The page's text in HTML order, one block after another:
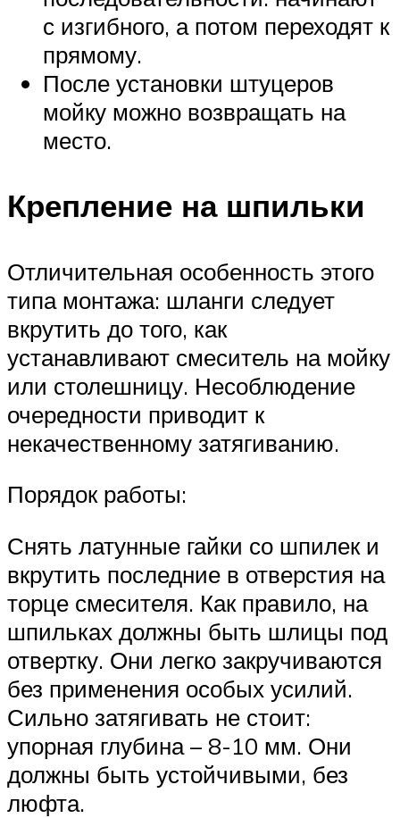
с изгибного, а потом переходят к
прямому.
После установки штуцеров
мойку можно возвращать на
место.
Крепление на шпильки
Отличительная особенность этого
типа монтажа: шланги следует
вкрутить до того, как
устанавливают смеситель на мойку
или столешницу. Несоблюдение
очередности приводит к
некачественному затягиванию.
Порядок работы:
Снять латунные гайки со шпилек и
вкрутить последние в отверстия на
торце смесителя. Как правило, на
шпильках должны быть шлицы под
отвертку. Они легко закручиваются
без применения особых усилий.
Сильно затягивать не стоит:
упорная глубина – 8-10 мм. Они
должны быть устойчивыми, без
люфта.